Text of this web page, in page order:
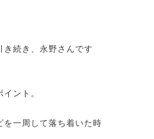
続き、永野さんです
ント。
一周して落ち着いた時